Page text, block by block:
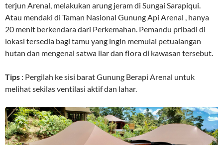
terjun Arenal, melakukan arung jeram di Sungai Sarapiqui.
Atau mendaki di Taman Nasional Gunung Api Arenal , hanya
20 menit berkendara dari Perkemahan. Pemandu pribadi di
lokasi tersedia bagi tamu yang ingin memulai petualangan
hutan dan mengenal satwa liar dan flora di kawasan tersebut.
Tips : Pergilah ke sisi barat Gunung Berapi Arenal untuk
melihat sekilas ventilasi aktif dan lahar.